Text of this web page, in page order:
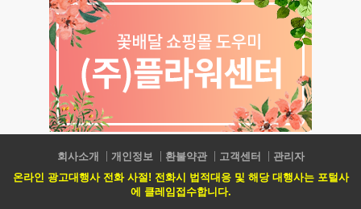
회사소개 개인정보 환불약관 고객센터
관리자
온라인 광고대행사 전화 사절! 전화시 법적대응 및 해당 대행사는 포털사
에 클레임접수합니다.